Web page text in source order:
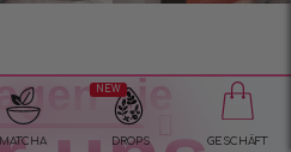
sie
MATCHA
NEW
DROPS GESCHÄFT